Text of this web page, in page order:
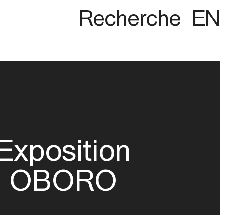
Recherche EN
OBORO